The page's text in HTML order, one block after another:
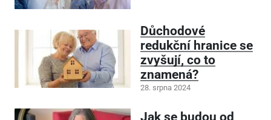
Důchodové
redukční hranice se
zvyšují, co to
znamená?
28. srpna 2024
Jak se budou od